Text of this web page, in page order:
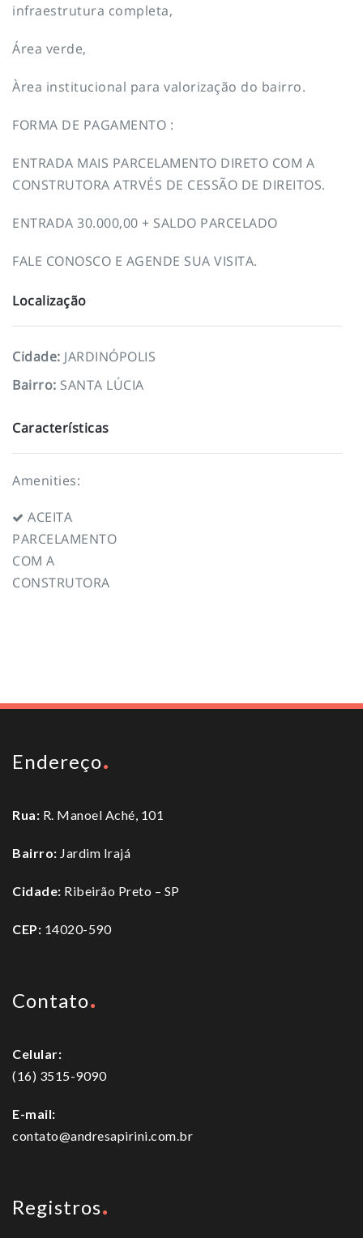
infraestrutura completa,
Área verde,
Àrea institucional para valorização do bairro.
FORMA DE PAGAMENTO :
ENTRADA MAIS PARCELAMENTO DIRETO COM A
CONSTRUTORA ATRVÉS DE CESSÃO DE DIREITOS.
ENTRADA 30.000,00 + SALDO PARCELADO
FALE CONOSCO E AGENDE SUA VISITA.
Localização
Cidade: JARDINÓPOLIS
Bairro: SANTA LÚCIA
Características
Amenities:
ACEITA
PARCELAMENTO
COM A
CONSTRUTORA
Endereço
Rua: R. Manoel Aché, 101
Bairro: Jardim Irajá
Cidade: Ribeirão Preto – SP
CEP: 14020-590
Contato
Celular:
(16) 3515-9090
E-mail:
contato@andresapirini.com.br
Registros